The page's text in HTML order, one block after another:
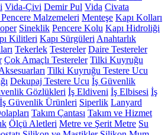
Vida-Çivi Demir Pul Vida Civata
Malzemeleri Menteşe Kapı Kolları
Sineklik Pencere Kolu Kapı Hidroliği
Kilitleri Kapı Sürgüleri Anahtarlık
Tekerlek Testereler Daire Testereler
Çok Amaçlı Testereler Tilki Kuyruğu
Tilki Kuyruğu Testere Ucu
Dekupaj Testere Ucu İş Güvenlik
Gözlükleri İş Eldiveni İş Elbisesi İş
Güvenlik Ürünleri Siperlik Lanyard
Takım Çantası Takım ve Hizmet
Ölçü Aletleri Metre ve Şerit Metre Su